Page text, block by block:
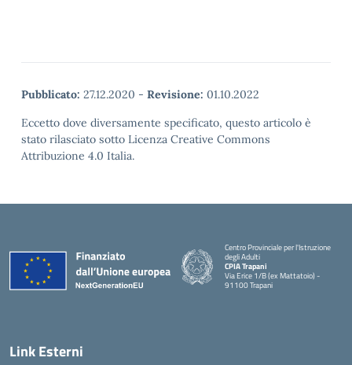
Pubblicato: 27.12.2020 - Revisione: 01.10.2022
Eccetto dove diversamente specificato, questo articolo è
stato rilasciato sotto Licenza Creative Commons
Attribuzione 4.0 Italia.
Centro Provinciale per l'Istruzione
degli Adulti
CPIA Trapani
Via Erice 1/B (ex Mattatoio) -
91100 Trapani
Link Esterni